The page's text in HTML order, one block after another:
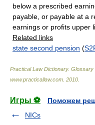
below a prescribed
payable, or payable at a
earnings or profits upper
Related links
state second pension (
Practical Law Dictionary.
www.practicallaw.com 2010
Игры ⚽
Поможем
NICs